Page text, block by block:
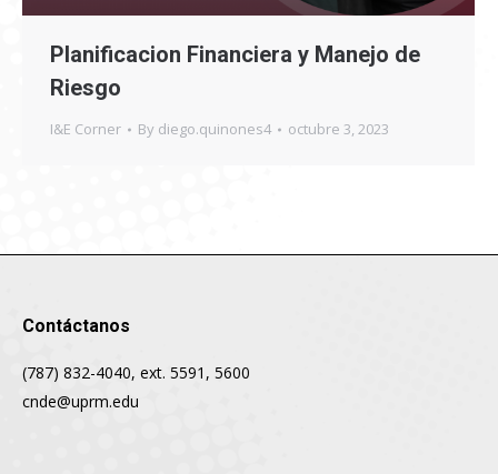
Planificacion Financiera y Manejo de
Riesgo
I&E Corner By diego.quinones4 octubre 3, 2023
Contáctanos
(787) 832-4040, ext. 5591, 5600
cnde@uprm.edu